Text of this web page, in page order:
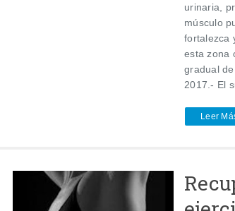
urinaria,
músculo
fortalezca
esta zona
gradual
2017.- El
Leer